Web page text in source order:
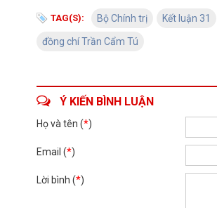
TAG(S): Bộ Chính trị Kết luận 31
đồng chí Trần Cẩm Tú
Ý KIẾN BÌNH LUẬN
Họ và tên (*)
Email (*)
Lời bình (*)